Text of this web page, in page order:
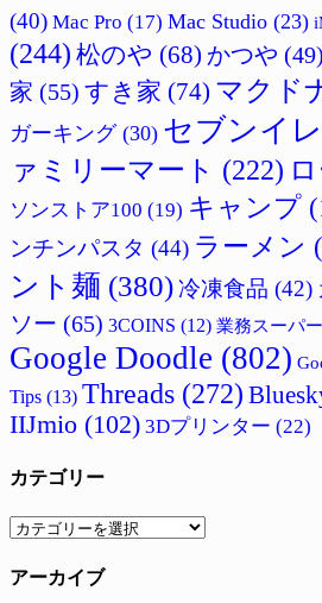
(40) Mac Pro (17) Mac Studio (23)
(244) 松のや (68) かつや (49)
家 (55) すき家 (74) マクド
ガーキング(30) セブンイ
ァミリーマート (222)
ソンストア100 (19) キャンプ
ンチンパスタ (44) ラーメン
ント麺 (380)冷凍食品 (42)
ソー (65) 3COINS (12) 業務スーパー
Google Doodle (802)
Tips (13) Threads (272)
IIJmio (102) 3Dプリンター (22)
カテゴリー
カ
ゴ
アーカイブ